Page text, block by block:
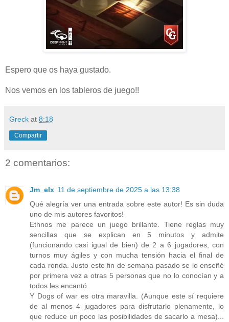
Espero que os haya gustado.
Nos vemos en los tableros de juego!!
Greck at 8:18
Compartir
2 comentarios:
Jm_elx 11 de septiembre de 2025 a las 13:38
Qué alegría ver una entrada sobre este autor! Es sin duda
uno de mis autores favoritos!
Ethnos me parece un juego brillante. Tiene reglas muy
sencillas que se explican en 5 minutos y admite
(funcionando casi igual de bien) de 2 a 6 jugadores, con
turnos muy ágiles y con mucha tensión hacia el final de
cada ronda. Justo este fin de semana pasado se lo enseñé
por primera vez a otras 5 personas que no lo conocían y a
todos les encantó.
Y Dogs of war es otra maravilla. (Aunque este sí requiere
de al menos 4 jugadores para disfrutarlo plenamente, lo
que reduce un poco las posibilidades de sacarlo a mesa)...